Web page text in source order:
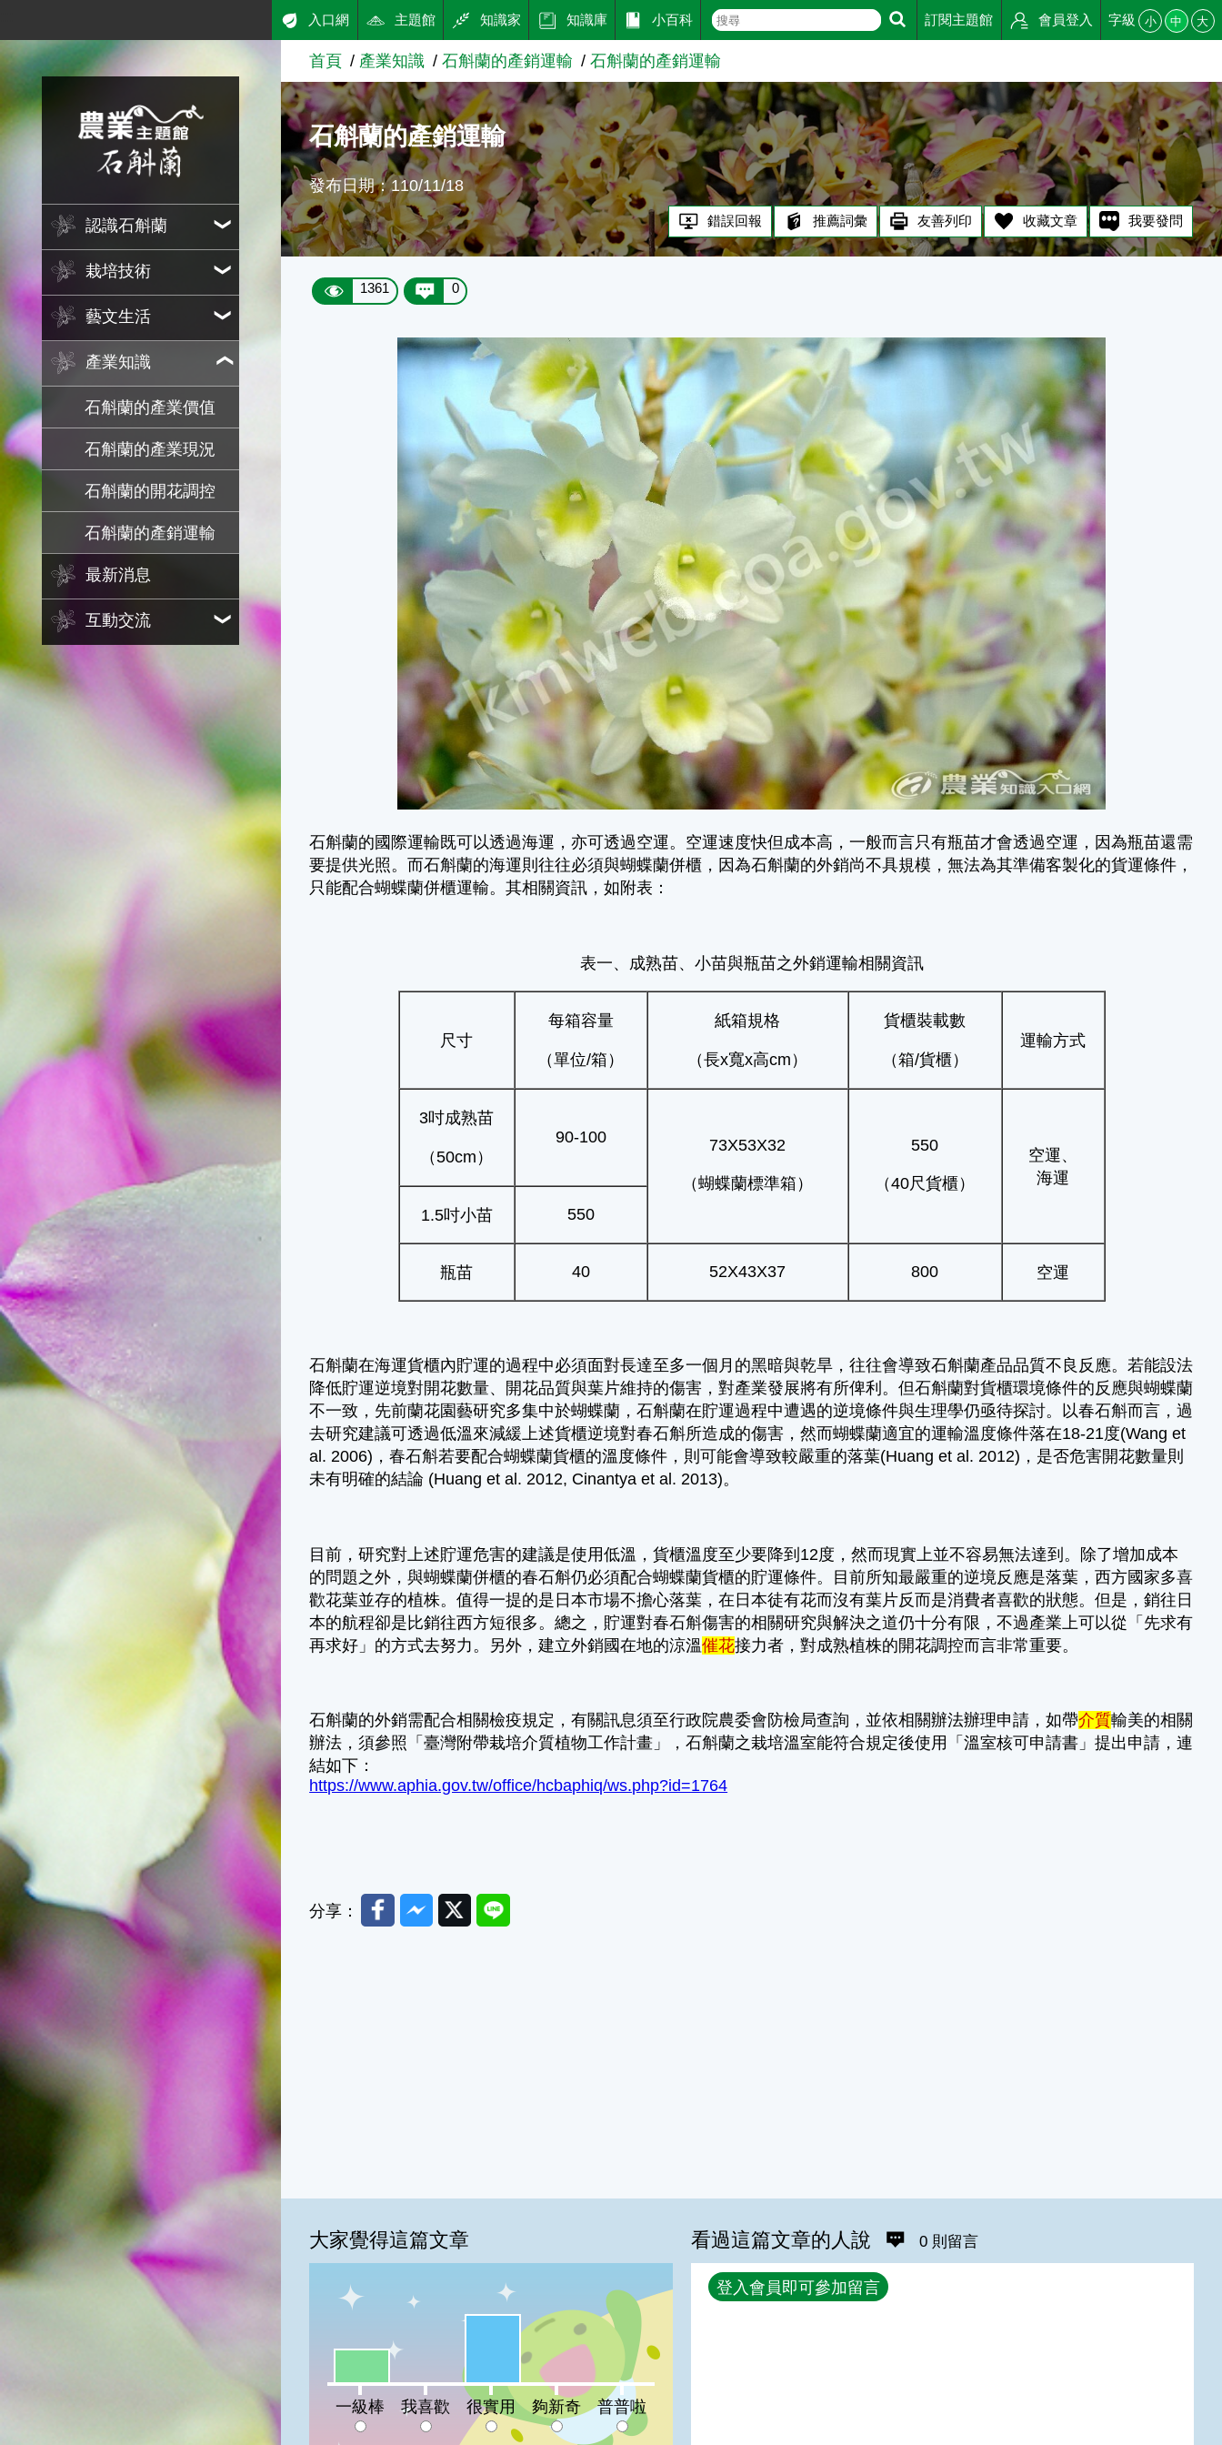
跳到主要內容
農業知識入口網
認識石斛蘭
栽培技術
藝文生活
產業知識
石斛蘭的產業價值
石斛蘭的產業現況
石斛蘭的開花調控
石斛蘭的產銷運輸
最新消息
互動交流
入口網 主題館 知識家 知識庫 小百科 訂閱主題館 會員登入 字級 小 中 大
首頁 產業知識 石斛蘭的產銷運輸 石斛蘭的產銷運輸
石斛蘭的產銷運輸
發布日期：110/11/18
錯誤回報 推薦詞彙 友善列印 收藏文章 我要發問
1361 0
石斛蘭的國際運輸既可以透過海運，亦可透過空運。空運速度快但成本高，一般而言只有瓶苗才會透過空運，因為瓶苗還需
要提供光照。而石斛蘭的海運則往往必須與蝴蝶蘭併櫃，因為石斛蘭的外銷尚不具規模，無法為其準備客製化的貨運條件，
只能配合蝴蝶蘭併櫃運輸。其相關資訊，如附表：
表一、成熟苗、小苗與瓶苗之外銷運輸相關資訊
尺寸
每箱容量
（單位/箱）
紙箱規格
（長x寬x高cm）
貨櫃裝載數
（箱/貨櫃）
運輸方式
3吋成熟苗
（50cm）
90-100 73X53X32
（蝴蝶蘭標準箱）
550
（40尺貨櫃）
空運、
海運
1.5吋小苗 550
瓶苗 40 52X43X37 800 空運
石斛蘭在海運貨櫃內貯運的過程中必須面對長達至多一個月的黑暗與乾旱，往往會導致石斛蘭產品品質不良反應。若能設法
降低貯運逆境對開花數量、開花品質與葉片維持的傷害，對產業發展將有所俾利。但石斛蘭對貨櫃環境條件的反應與蝴蝶蘭
不一致，先前蘭花園藝研究多集中於蝴蝶蘭，石斛蘭在貯運過程中遭遇的逆境條件與生理學仍亟待探討。以春石斛而言，過
去研究建議可透過低溫來減緩上述貨櫃逆境對春石斛所造成的傷害，然而蝴蝶蘭適宜的運輸溫度條件落在18-21度(Wang et
al. 2006)，春石斛若要配合蝴蝶蘭貨櫃的溫度條件，則可能會導致較嚴重的落葉(Huang et al. 2012)，是否危害開花數量則
未有明確的結論 (Huang et al. 2012, Cinantya et al. 2013)。
目前，研究對上述貯運危害的建議是使用低溫，貨櫃溫度至少要降到12度，然而現實上並不容易無法達到。除了增加成本
的問題之外，與蝴蝶蘭併櫃的春石斛仍必須配合蝴蝶蘭貨櫃的貯運條件。目前所知最嚴重的逆境反應是落葉，西方國家多喜
歡花葉並存的植株。值得一提的是日本市場不擔心落葉，在日本徒有花而沒有葉片反而是消費者喜歡的狀態。但是，銷往日
本的航程卻是比銷往西方短很多。總之，貯運對春石斛傷害的相關研究與解決之道仍十分有限，不過產業上可以從「先求有
再求好」的方式去努力。另外，建立外銷國在地的涼溫催花接力者，對成熟植株的開花調控而言非常重要。
石斛蘭的外銷需配合相關檢疫規定，有關訊息須至行政院農委會防檢局查詢，並依相關辦法辦理申請，如帶介質輸美的相關
辦法，須參照「臺灣附帶栽培介質植物工作計畫」，石斛蘭之栽培溫室能符合規定後使用「溫室核可申請書」提出申請，連
結如下：
https://www.aphia.gov.tw/office/hcbaphiq/ws.php?id=1764
分享： FacebookMessenger
TwitterLine
大家覺得這篇文章
一級棒:33%
我喜歡:0%
很實用:67%
夠新奇:0%普普啦:0%
一級棒 我喜歡 很實用 夠新奇 普普啦
看過這篇文章的人說 0 則留言
回覆
登入會員即可參加留言